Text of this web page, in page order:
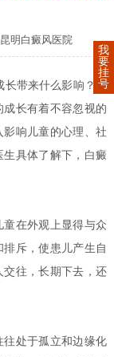
明白癜风医院
长带来什么影响？白
长有着不容忽视的
响儿童的心理、社
生具体了解下，白癜
在外观上显得与众
斥，使患儿产生自
往，长期下去，还
处于孤立和边缘化
我
要
挂
号